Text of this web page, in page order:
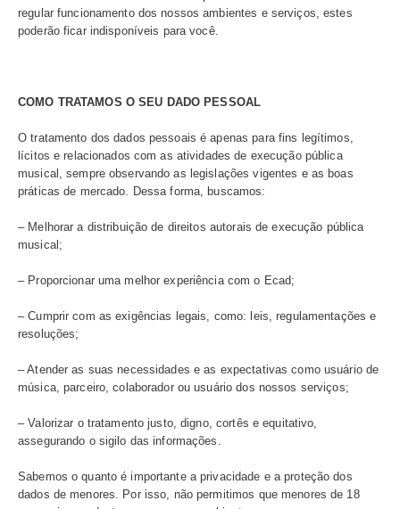
– Cookies, cabendo a você configurar o seu navegador
caso deseje bloqueá-los. Nesta hipótese, algumas
– Google Analytics, para registro de dados de
– RD Station Marketing, para registro de dados de
identificado usando o nome e e-mail para a identificação
Atenção: Todas as tecnologias utilizadas respeitarão
legislação vigente e os termos desta Política. Nós não
nenhum tipo de decisão unicamente automatizada que
QUAIS SÃO SEUS DIREITOS E COMO VOCÊ PODE
Caso queira exercer seus direitos e esclarecer dúvidas
dados disponibilizados por meio dos nossos ambientes​,
contato com o nosso encarregado de dados através do